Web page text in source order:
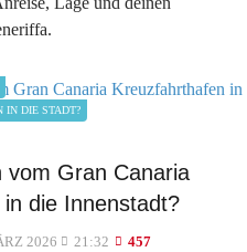
IN DIE STADT?
vom Gran Canaria
die Innenstadt?
2026 21:32 457